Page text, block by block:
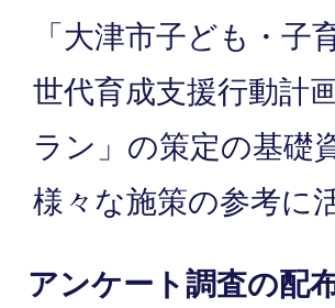
「大津市子ども・子
世代育成支援行動計
ラン」の策定の基礎
様々な施策の参考に
アンケート調査の配